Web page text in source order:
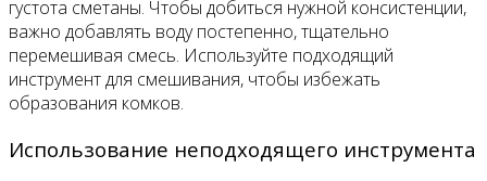
густота сметаны. Чтобы добиться нужной консистенции,
важно добавлять воду постепенно, тщательно
перемешивая смесь. Используйте подходящий
инструмент для смешивания, чтобы избежать
образования комков.
Использование неподходящего инструмента